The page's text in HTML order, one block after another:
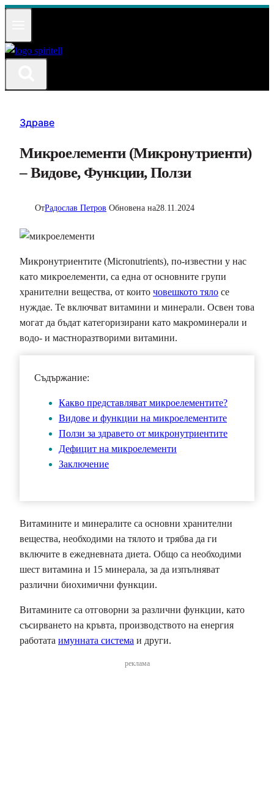
Към
Здраве
Микроелементи (Микронутриенти)
– Видове, Функции, Ползи
ОтРадослав Петров Обновена на28.11.2024
Микронутриентите (Micronutrients), по-известни у нас
като микроелементи, са една от основните групи
хранителни вещества, от които човешкото тяло се
нуждае. Те включват витамини и минерали. Освен това
могат да бъдат категоризирани като макроминерали и
водо- и мастноразтворими витамини.
Съдържание:
Какво представляват микроелементите?
Видове и функции на микроелементите
Ползи за здравето от микронутриентите
Дефицит на микроелементи
Заключение
Витамините и минералите са основни хранителни
вещества, необходими на тялото и трябва да ги
включите в ежедневната диета. Общо са необходими
шест витамина и 15 минерала, за да изпълняват
различни биохимични функции.
Витамините са отговорни за различни функции, като
съсирването на кръвта, производството на енергия
работата имунната система и други.
реклама